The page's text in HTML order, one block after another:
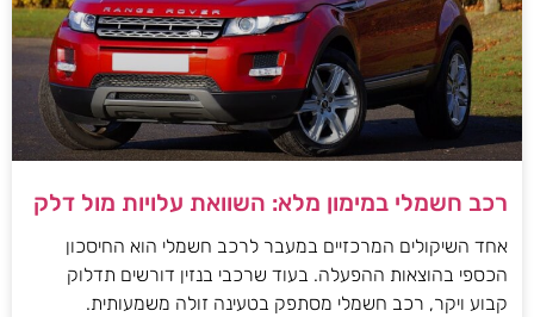
רכב חשמלי במימון מלא: השוואת עלויות מול דלק
אחד השיקולים המרכזיים במעבר לרכב חשמלי הוא החיסכון
הכספי בהוצאות ההפעלה. בעוד שרכבי בנזין דורשים תדלוק
קבוע ויקר, רכב חשמלי מסתפק בטעינה זולה משמעותית.